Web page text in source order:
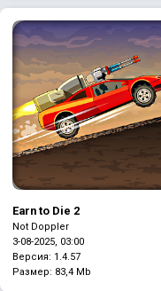
Earn to Die 2
Not Doppler
3-08-2025, 03:00
Версия: 1.4.57
Размер: 83,4 Mb